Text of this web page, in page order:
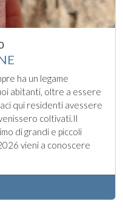
ha un legame
abitanti, oltre a essere
qui residenti avessere
coltivati.Il
di grandi e piccoli
vieni a conoscere